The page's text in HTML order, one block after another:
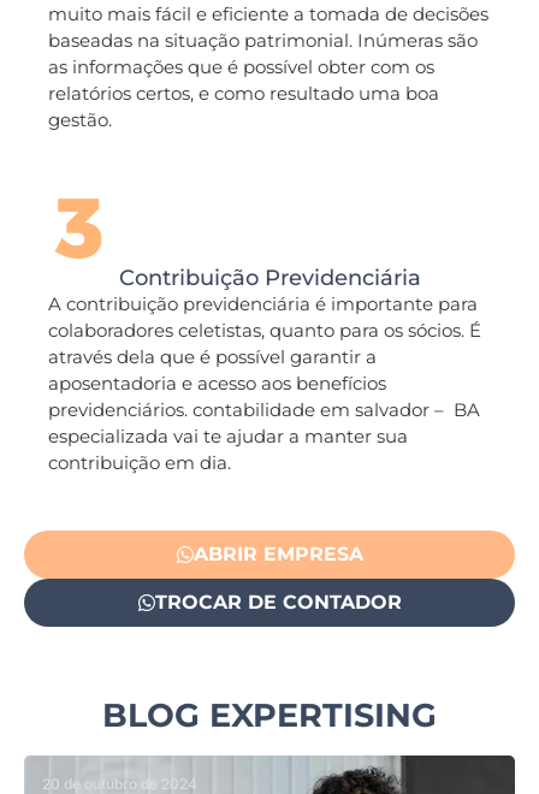
muito mais fácil e eficiente a tomada de decisões
baseadas na situação patrimonial. Inúmeras são
as informações que é possível obter com os
relatórios certos, e como resultado uma boa
gestão.
Contribuição Previdenciária
A contribuição previdenciária é importante para
colaboradores celetistas, quanto para os sócios. É
através dela que é possível garantir a
aposentadoria e acesso aos benefícios
previdenciários. contabilidade em salvador – BA
especializada vai te ajudar a manter sua
contribuição em dia.
ABRIR EMPRESA
TROCAR DE CONTADOR
BLOG EXPERTISING
20 de outubro de 2024